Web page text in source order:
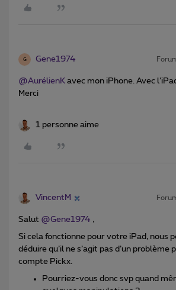
G Gene1974
@AurélienK avec mon iPhone. Avec
Merci
1 personne aime
VincentM
Salut @Gene1974 ,
Si cela fonctionne pour votre iPad, nous
déduire qu’il ne s’agit pas d’un
compte Pickx.
Pourriez-vous donc svp quand